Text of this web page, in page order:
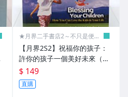
★月界二手書店2～不只是便
【月界2S2】祝福你的孩子：
許你的孩子一個美好未來（絕
版）_傑克．海福德_美國麥種
傳道會_基督教 〖宗教〗CSW
$ 149
直購